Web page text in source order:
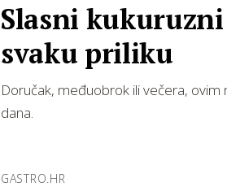
Slasni
svaku priliku
Doručak, međuobrok ili večera,
dana.
GASTRO.HR